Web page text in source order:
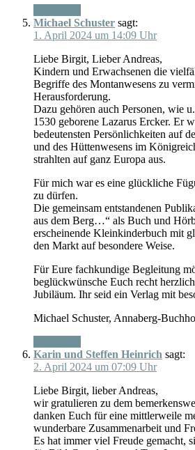
Michael Schuster sagt:
1. April 2024 um 14:09 Uhr
Liebe Birgit, Lieber Andreas,
Kindern und Erwachsenen die
Begriffe des Montanwesens zu
Herausforderung.
Dazu gehören auch Personen, wie
1530 geborene Lazarus Ercker. Er
bedeutensten Persönlichkeiten auf
und des Hüttenwesens im
strahlten auf ganz Europa aus.
Für mich war es eine glückliche
zu dürfen.
Die gemeinsam entstandenen
aus dem Berg…“ als Buch und
erscheinende Kleinkinderbuch mit
den Markt auf besondere Weise.
Für Eure fachkundige Begleitung
beglückwünsche Euch recht
Jubiläum. Ihr seid ein Verlag mit
Michael Schuster, Annaberg-
Karin und Steffen Heinrich sagt:
2. April 2024 um 07:09 Uhr
Liebe Birgit, lieber Andreas,
wir gratulieren zu dem
danken Euch für eine mittlerweile
wunderbare Zusammenarbeit und
Es hat immer viel Freude gemacht,